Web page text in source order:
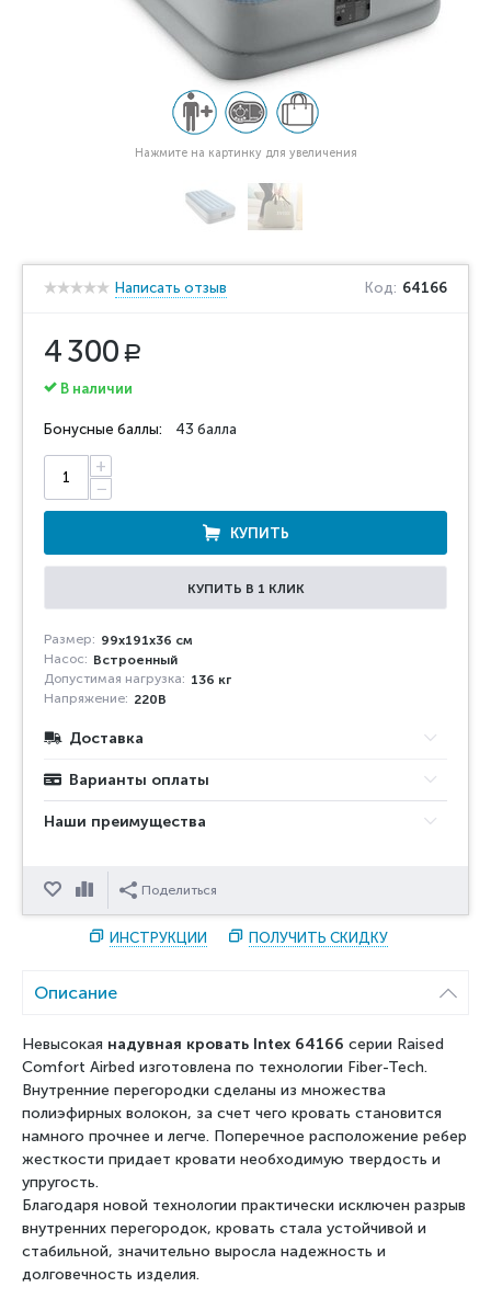
Нажмите на картинку для увеличения
Написать отзыв Код: 64166
4 300 Р
В наличии
Бонусные баллы: 43 балла
+
−
КУПИТЬ
КУПИТЬ В 1 КЛИК
Размер: 99х191х36 см
Насос: Встроенный
Допустимая нагрузка: 136 кг
Напряжение: 220В
Доставка
Варианты оплаты
Наши преимущества
ОтложитьСравнитьПоделиться
ИНСТРУКЦИИ ПОЛУЧИТЬ СКИДКУ
Описание
Невысокая надувная кровать Intex 64166 серии Raised
Comfort Airbed изготовлена по технологии Fiber-Tech.
Внутренние перегородки сделаны из множества
полиэфирных волокон, за счет чего кровать становится
намного прочнее и легче. Поперечное расположение ребер
жесткости придает кровати необходимую твердость и
упругость.
Благодаря новой технологии практически исключен разрыв
внутренних перегородок, кровать стала устойчивой и
стабильной, значительно выросла надежность и
долговечность изделия.